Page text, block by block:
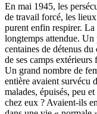
En mai 1945, les
de travail forcé, les
purent enfin respirer.
longtemps attendue.
centaines de détenus
de ses camps
Un grand nombre de
entière avaient survécu
malades, épuisés, peu
chez eux ? Avaient-ils